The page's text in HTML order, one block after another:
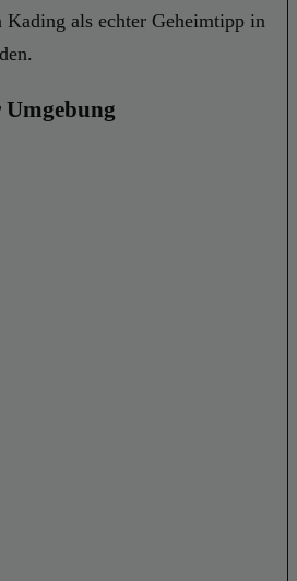
Kading als echter Geheimtipp in